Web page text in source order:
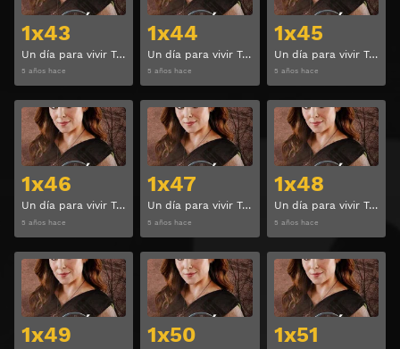
1x43
Un día para vivir Temporada 1 Capitulo 43
5 años hace
1x44
Un día para vivir Temporada 1 Capitulo 44
5 años hace
1x45
Un día para vivir Temporada 1 Capitulo 45
5 años hace
1x46
Un día para vivir Temporada 1 Capitulo 46
5 años hace
Ver
1x47
Un día para vivir Temporada 1 Capitulo 47
5 años hace
Ver
1x48
Un día para vivir Temporada 1 Capitulo 48
5 años hace
1x49
Ver
1x50
Ver
1x51